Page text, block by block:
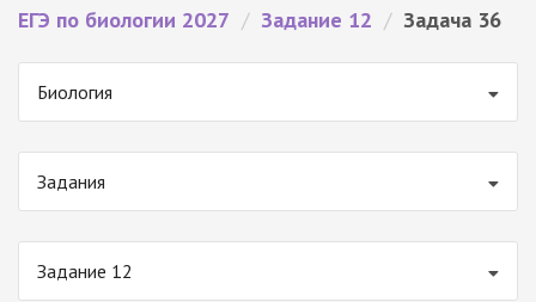
ЕГЭ по биологии 2027 / Задание 12 / Задача 36
Биология
Задания
Задание 12